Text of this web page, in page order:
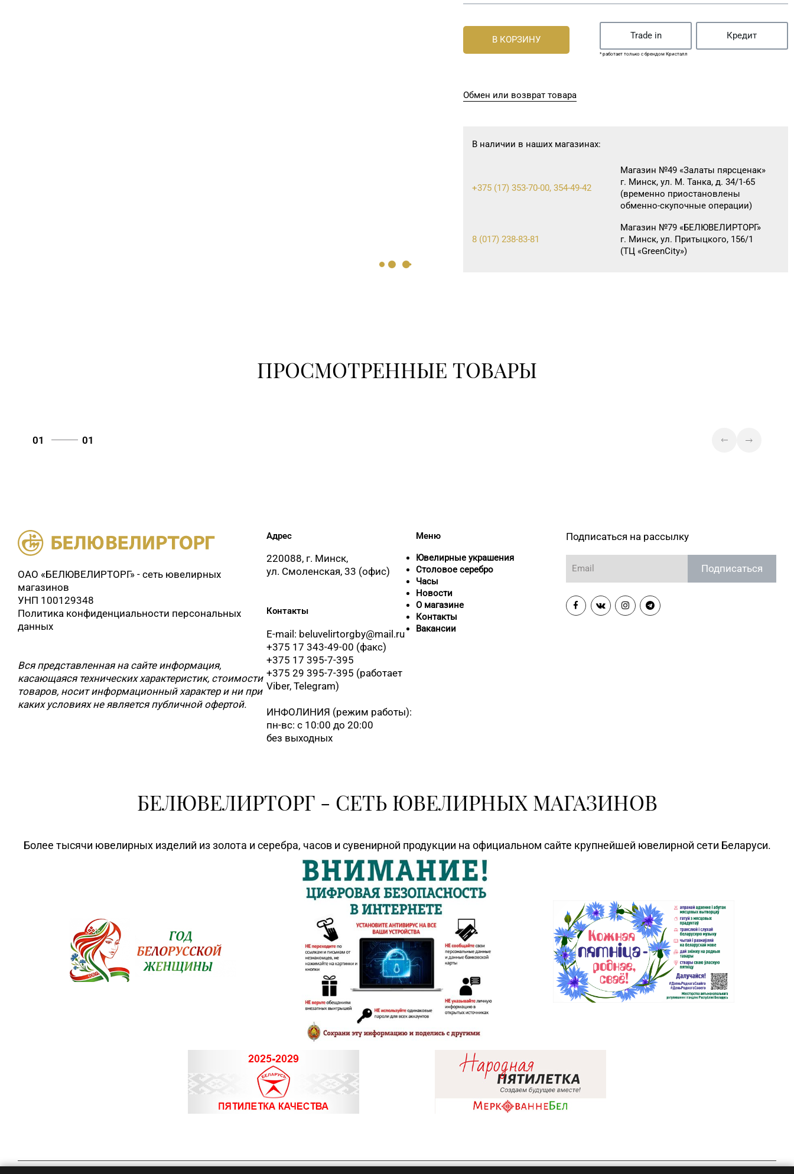
В КОРЗИНУ Trade in Кредит
* работает только с брендом Кристалл
Обмен или возврат товара
В наличии в наших магазинах:
+375 (17) 353-70-00, 354-49-42
Магазин №49 «Залаты пярсценак»
г. Минск, ул. М. Танка, д. 34/1-65
(временно приостановлены
обменно-скупочные операции)
8 (017) 238-83-81
Магазин №79 «БЕЛЮВЕЛИРТОРГ»
г. Минск, ул. Притыцкого, 156/1
(ТЦ «GreenCitу»)
ПРОСМОТРЕННЫЕ ТОВАРЫ
01 01
ОАО «БЕЛЮВЕЛИРТОРГ» - сеть ювелирных
магазинов
УНП 100129348
Политика конфиденциальности персональных
данных
Вся представленная на сайте информация,
касающаяся технических характеристик, стоимости
товаров, носит информационный характер и ни при
каких условиях не является публичной офертой.
Адрес
220088, г. Минск,
ул. Смоленская, 33 (офис)
Контакты
E-mail: beluvelirtorgby@mail.ru
+375 17 343-49-00 (факс)
+375 17 395-7-395
+375 29 395-7-395 (работает
Viber, Telegram)
ИНФОЛИНИЯ (режим работы):
пн-вс: с 10:00 до 20:00
без выходных
Меню
Ювелирные украшения
Столовое серебро
Часы
Новости
О магазине
Контакты
Вакансии
Подписаться на рассылку
Подписаться
БЕЛЮВЕЛИРТОРГ - СЕТЬ ЮВЕЛИРНЫХ МАГАЗИНОВ
Более тысячи ювелирных изделий из золота и серебра, часов и сувенирной продукции на официальном сайте крупнейшей ювелирной сети Беларуси.